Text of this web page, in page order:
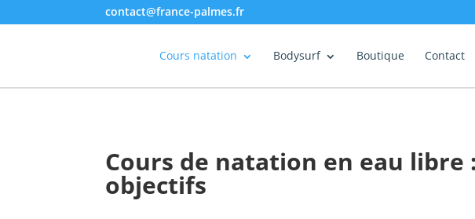
contact@france-palmes.fr
Cours natation Bodysurf Boutique Contact
Cours de natation en eau
objectifs